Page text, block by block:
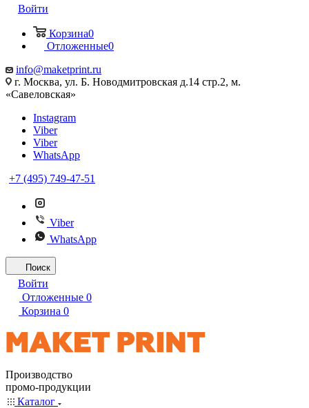
Войти
Корзина0
Отложенные0
info@maketprint.ru
г. Москва, ул. Б. Новодмитровская д.14 стр.2, м.
«Савеловская»
Instagram
Viber
Viber
WhatsApp
+7 (495) 749-47-51
Viber
WhatsApp
Поиск
Войти
Отложенные 0
Корзина 0
Производство
промо-продукции
Каталог